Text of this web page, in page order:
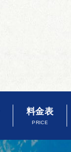
料金表
PRICE